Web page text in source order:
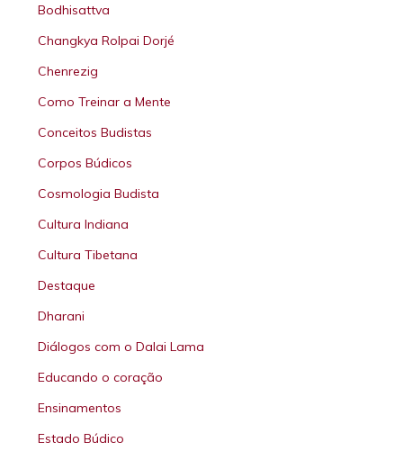
Bodhisattva
Changkya Rolpai Dorjé
Chenrezig
Como Treinar a Mente
Conceitos Budistas
Corpos Búdicos
Cosmologia Budista
Cultura Indiana
Cultura Tibetana
Destaque
Dharani
Diálogos com o Dalai Lama
Educando o coração
Ensinamentos
Estado Búdico